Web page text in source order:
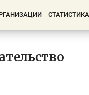
СТАТИСТИКА